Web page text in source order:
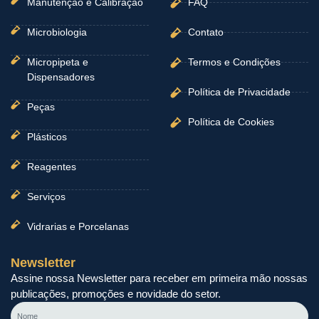
Manutenção e Calibração
Microbiologia
Micropipeta e
Dispensadores
Peças
Plásticos
Reagentes
Serviços
Vidrarias e Porcelanas
FAQ
Contato
Termos e Condições
Política de Privacidade
Política de Cookies
Newsletter
Assine nossa Newsletter para receber em primeira mão nossas
publicações, promoções e novidade do setor.
Nome